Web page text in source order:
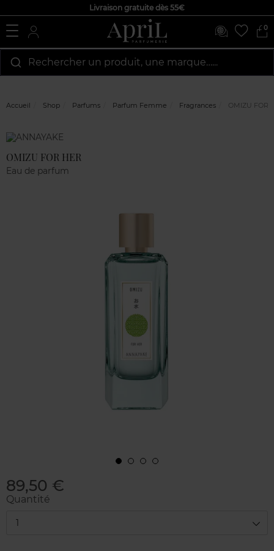
Livraison gratuite dès 55€
0
Rechercher un produit, une marque…...
Accueil Shop Parfums Parfum Femme Fragrances OMIZU FOR
Marque
OMIZU FOR HER
Eau de parfum
89,50 €
Quantité
1